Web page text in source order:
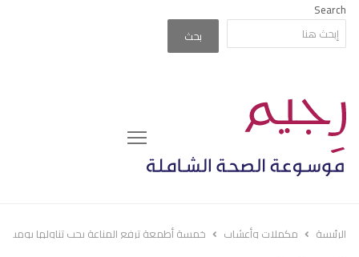
Search
بحث
Menu
الرئيسة مكملات وأعشاب خمسة أطمعة ترفع المناعة يجب تناولها يوميا